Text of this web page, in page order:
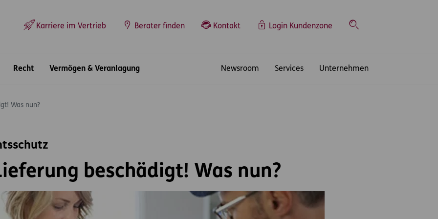
Karriere im Vertrieb Berater finden Kontakt Login Kundenzone
Suche
Recht Vermögen & Veranlagung Newsroom Services Unternehmen
Was nun?
beschädigt! Was nun?